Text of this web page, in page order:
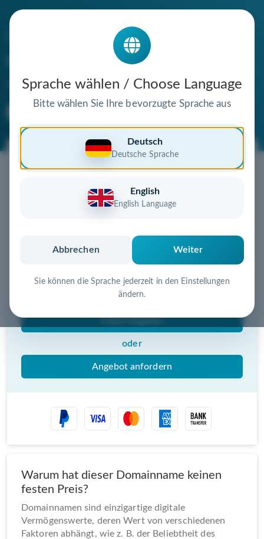
Sprache wählen / Choose Language
Bitte wählen Sie Ihre bevorzugte Sprache aus
Deutsch
Deutsche Sprache
English
English Language
Abbrechen Weiter
Sie können die Sprache jederzeit in den Einstellungen
ändern.
renten-system.de
steht zum Verkauf
Jetzt diese Wunschdomain
Diese Domain könnte schon bald Ihnen gehören!
Schnell, sicher und unkompliziert zur eigenen
Gebot abgeben
oder
Angebot anfordern
Warum hat dieser Domainname keinen
festen Preis?
Domainnamen sind einzigartige digitale
Vermögenswerte, deren Wert von verschiedenen
Faktoren abhängt, wie z. B. der Beliebtheit des